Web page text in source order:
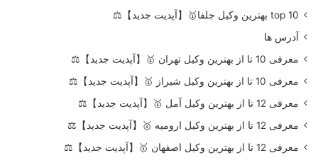
top 10 بهترین وکیل جلفا🥇【آپدیت جدید】⚖️
آدرس ها
معرفی 10 تا از بهترین وکیل تهران 🥇【آپدیت جدید】⚖️
معرفی 10 تا از بهترین وکیل شیراز 🥇【آپدیت جدید】⚖️
معرفی 12 تا از بهترین وکیل آمل 🥇【آپدیت جدید】⚖️
معرفی 12 تا از بهترین وکیل ارومیه 🥇【آپدیت جدید】⚖️
معرفی 12 تا از بهترین وکیل اصفهان 🥇【آپدیت جدید】⚖️